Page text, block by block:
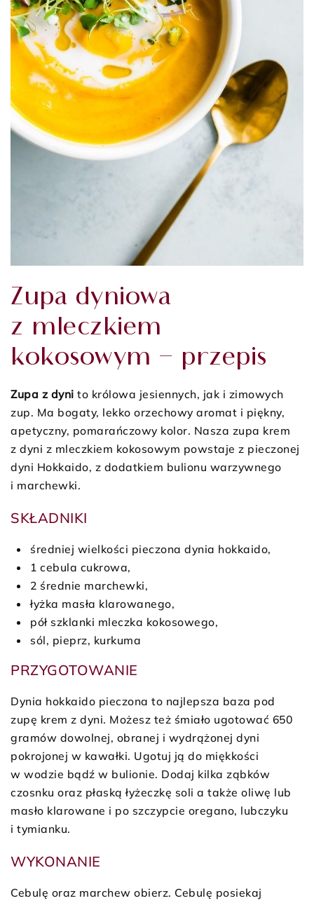
Zupa dyniowa
z mleczkiem
kokosowym – przepis
Zupa z dyni to królowa jesiennych, jak i zimowych
zup. Ma bogaty, lekko orzechowy aromat i piękny,
apetyczny, pomarańczowy kolor. Nasza zupa krem
z dyni z mleczkiem kokosowym powstaje z pieczonej
dyni Hokkaido, z dodatkiem bulionu warzywnego
i marchewki.
SKŁADNIKI
średniej wielkości pieczona dynia hokkaido,
1 cebula cukrowa,
2 średnie marchewki,
łyżka masła klarowanego,
pół szklanki mleczka kokosowego,
sól, pieprz, kurkuma
PRZYGOTOWANIE
Dynia hokkaido pieczona to najlepsza baza pod
zupę krem z dyni. Możesz też śmiało ugotować 650
gramów dowolnej, obranej i wydrążonej dyni
pokrojonej w kawałki. Ugotuj ją do miękkości
w wodzie bądź w bulionie. Dodaj kilka ząbków
czosnku oraz płaską łyżeczkę soli a także oliwę lub
masło klarowane i po szczypcie oregano, lubczyku
i tymianku.
WYKONANIE
Cebulę oraz marchew obierz. Cebulę posiekaj